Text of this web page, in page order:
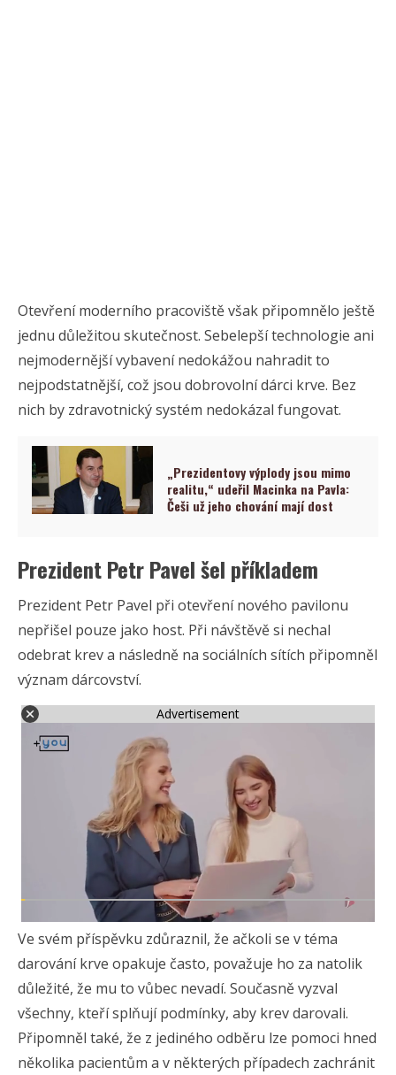
Otevření moderního pracoviště však připomnělo ještě
jednu důležitou skutečnost. Sebelepší technologie ani
nejmodernější vybavení nedokážou nahradit to
nejpodstatnější, což jsou dobrovolní dárci krve. Bez
nich by zdravotnický systém nedokázal fungovat.
„Prezidentovy výplody jsou mimo
realitu,“ udeřil Macinka na Pavla:
Češi už jeho chování mají dost
Prezident Petr Pavel šel příkladem
Prezident Petr Pavel při otevření nového pavilonu
nepřišel pouze jako host. Při návštěvě si nechal
odebrat krev a následně na sociálních sítích připomněl
význam dárcovství.
Advertisement
Ve svém příspěvku zdůraznil, že ačkoli se v téma
darování krve opakuje často, považuje ho za natolik
důležité, že mu to vůbec nevadí. Současně vyzval
všechny, kteří splňují podmínky, aby krev darovali.
Připomněl také, že z jediného odběru lze pomoci hned
několika pacientům a v některých případech zachránit